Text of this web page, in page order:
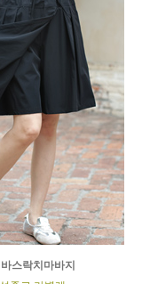
스락치마바지